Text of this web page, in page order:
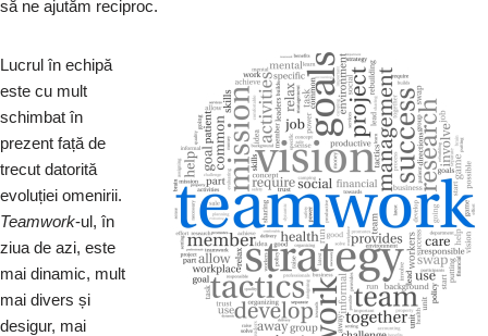
să ne ajutăm reciproc.
Lucrul în echipă
este cu mult
schimbat în
prezent față de
trecut datorită
evoluției omenirii.
Teamwork-ul, în
ziua de azi, este
mai dinamic, mult
mai divers și
desigur, mai